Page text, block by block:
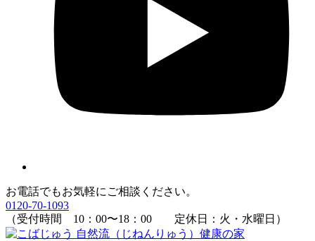
お電話でもお気軽にご相談ください。
0120-70-1093
（受付時間 10：00〜18：00 定休日：火・水曜日）